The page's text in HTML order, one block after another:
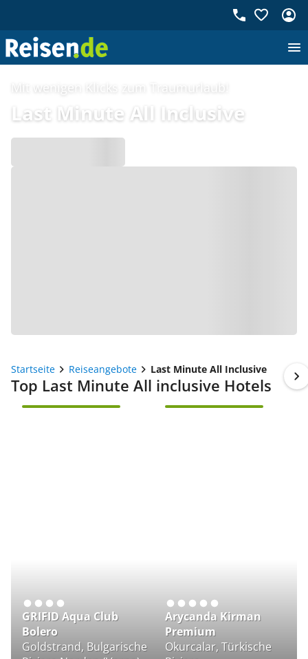
Mit wenigen Klicks zum Traumurlaub!
Last Minute All Inclusive
Startseite Reiseangebote Last Minute All Inclusive
Top Last Minute All inclusive Hotels
UNSERE EMPFEHLUNG
GRIFID Aqua Club
Bolero
Goldstrand, Bulgarische
UNSERE EMPFEHLUNG
Arycanda Kirman
Premium
Okurcalar, Türkische